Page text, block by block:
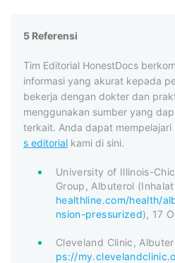
5 Referensi
Tim Editorial HonestDocs
informasi yang akurat kepada
bekerja dengan dokter dan
menggunakan sumber yang
terkait. Anda dapat mempelajari
s editorial kami di sini.
University of Illinois-
Group, Albuterol
healthline.com/health/
nsion-pressurized), 17
Cleveland Clinic,
ps://